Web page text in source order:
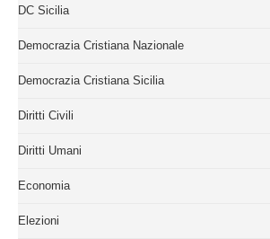
DC Sicilia
Democrazia Cristiana Nazionale
Democrazia Cristiana Sicilia
Diritti Civili
Diritti Umani
Economia
Elezioni